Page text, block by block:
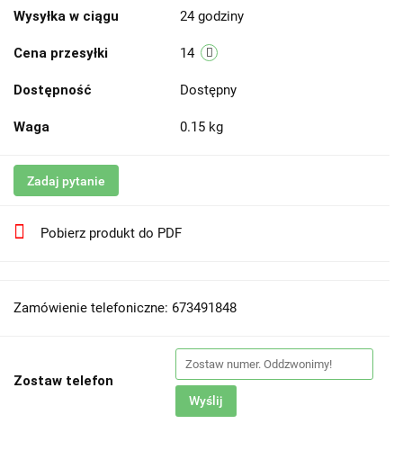
Wysyłka w ciągu 24 godziny
Cena przesyłki 14
Dostępność Dostępny
Waga 0.15 kg
Zadaj pytanie
Pobierz produkt do PDF
Zamówienie telefoniczne: 673491848
Zostaw telefon
Wyślij